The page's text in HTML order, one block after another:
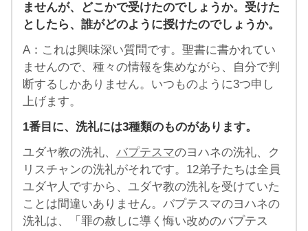
ませんが、どこかで受けたのでしょうか。受けた
としたら、誰がどのように授けたのでしょうか。
A：これは興味深い質問です。聖書に書かれてい
ませんので、種々の情報を集めながら、自分で判
断するしかありません。いつものように3つ申し
上げます。
1番目に、洗礼には3種類のものがあります。
ユダヤ教の洗礼、 バプテスマのヨハネの洗礼、ク
リスチャンの洗礼がそれです。12弟子たちは全員
ユダヤ人ですから、ユダヤ教の洗礼を受けていた
ことは間違いありません。バプテスマのヨハネの
洗礼は、「罪の赦しに導く悔い改めのバプテス